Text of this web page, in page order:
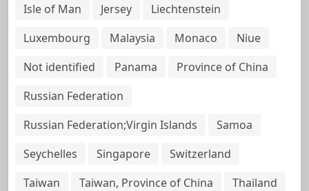
Isle of Man
Jersey
Liechtenstein
Luxembourg
Malaysia Monaco
Niue
Not identified
Panama
Province of China
Russian Federation
Russian Federation;Virgin Islands
Samoa
Seychelles
Singapore
Switzerland
Taiwan
Taiwan, Province of China
Thailand